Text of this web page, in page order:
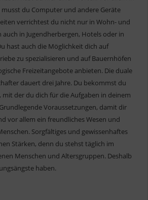
du Computer und andere Geräte
verrichtest du nicht nur in Wohn- und
in Jugendherbergen, Hotels oder in
hast auch die Möglichkeit dich auf
zu spezialisieren und auf Bauernhöfen
Freizeitangebote anbieten. Die duale
dauert drei Jahre. Du bekommst du
mit der du dich für die Aufgaben in deinem
Voraussetzungen, damit dir
vor allem ein freundliches Wesen und
Sorgfältiges und gewissenhaftes
Stärken, denn du stehst täglich im
Menschen und Altersgruppen. Deshalb
haben.